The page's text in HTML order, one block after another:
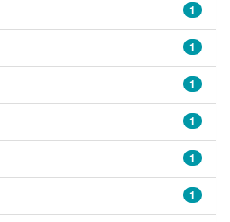
1
1
1
1
1
1